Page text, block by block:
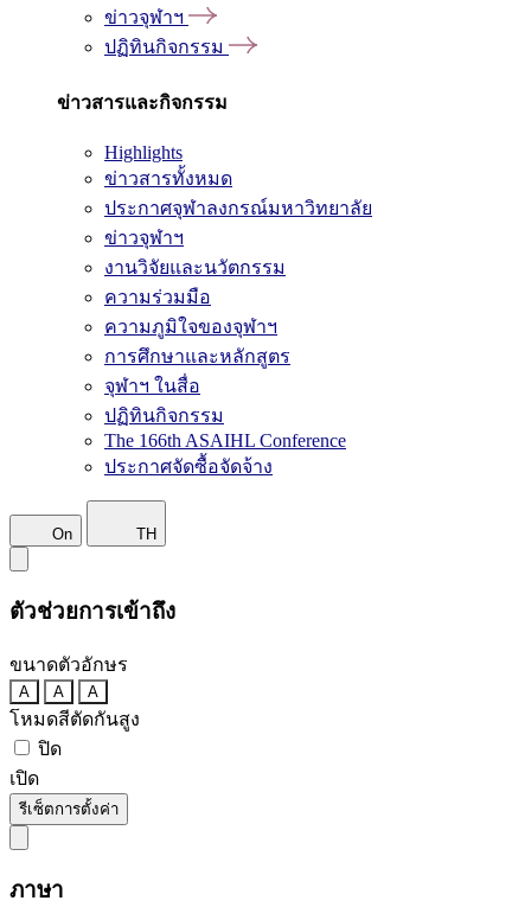
ข่าวจุฬาฯ
ปฏิทินกิจกรรม
ข่าวสารและกิจกรรม
Highlights
ข่าวสารทั้งหมด
ประกาศจุฬาลงกรณ์มหาวิทยาลัย
ข่าวจุฬาฯ
งานวิจัยและนวัตกรรม
ความร่วมมือ
ความภูมิใจของจุฬาฯ
การศึกษาและหลักสูตร
จุฬาฯ ในสื่อ
ปฏิทินกิจกรรม
The 166th ASAIHL Conference
ประกาศจัดซื้อจัดจ้าง
On TH
ตัวช่วยการเข้าถึง
ขนาดตัวอักษร
A A A
โหมดสีตัดกันสูง
ปิด
เปิด
รีเซ็ตการตั้งค่า
ภาษา